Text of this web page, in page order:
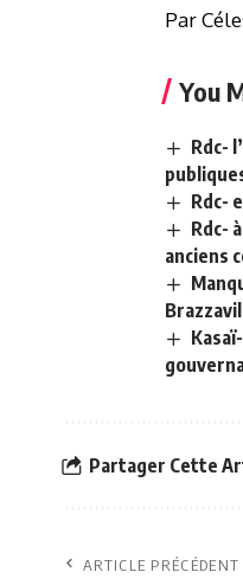
Par
You
Rdc-
Rdc-
Rdc-
anciens
Partager Cette
ARTICLE PRÉCÉDENT